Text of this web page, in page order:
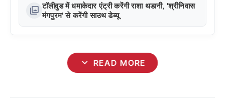
photo_library टॉलीवुड में धमाकेदार एंट्री करेंगी राशा थडानी, 'श्रीनिवास
मंगपुरम' से करेंगी साउथ डेब्यू
expand_more READ MORE